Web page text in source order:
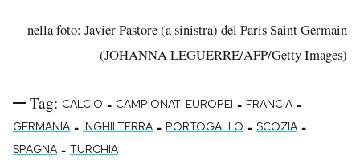
nella foto: Javier Pastore (a sinistra) del Paris Saint Germain
(JOHANNA LEGUERRE/AFP/Getty Images)
Tag: CALCIO - CAMPIONATI EUROPEI - FRANCIA -
GERMANIA - INGHILTERRA - PORTOGALLO - SCOZIA -
SPAGNA - TURCHIA